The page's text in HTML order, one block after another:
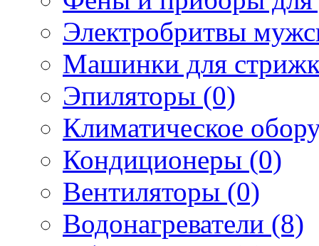
Электробритвы
Машинки для
Эпиляторы (0)
Климатическое
Кондиционеры (0)
Вентиляторы (0)
Водонагреватели (8)